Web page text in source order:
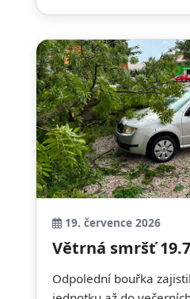
19. července 2026
Větrná smršť
Odpolední bouřka